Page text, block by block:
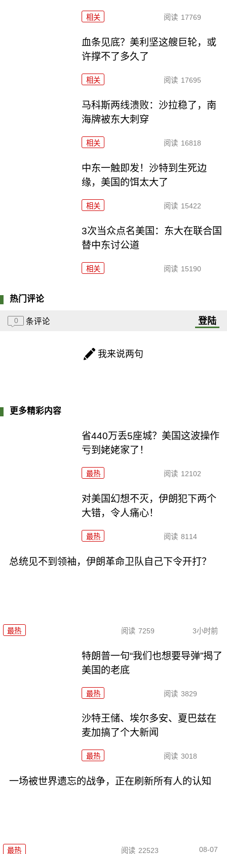
相关 阅读 17769
血条见底？美利坚这艘巨轮，或
许撑不了多久了
相关 阅读 17695
马科斯两线溃败：沙拉稳了，南
海牌被东大刺穿
相关 阅读 16818
中东一触即发！沙特到生死边
缘，美国的饵太大了
相关 阅读 15422
3次当众点名美国：东大在联合国
替中东讨公道
相关 阅读 15190
热门评论
0 条评论 登陆
我来说两句
更多精彩内容
省440万丢5座城？美国这波操作
亏到姥姥家了！
最热 阅读 12102
对美国幻想不灭，伊朗犯下两个
大错，令人痛心！
最热 阅读 8114
总统见不到领袖，伊朗革命卫队自己下令开打？
最热 阅读 7259 3小时前
特朗普一句“我们也想要导弹”揭了
美国的老底
最热 阅读 3829
沙特王储、埃尔多安、夏巴兹在
麦加搞了个大新闻
最热 阅读 3018
一场被世界遗忘的战争，正在刷新所有人的认知
最热 阅读 22523 08-07